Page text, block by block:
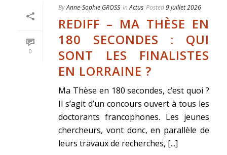
0
ByAnne-Sophie GROSS In Actus Posted9 juillet 2026
REDIFF – MA THÈSE EN
180 SECONDES : QUI
SONT LES FINALISTES
EN LORRAINE ?
Ma Thèse en 180 secondes, c’est quoi ?
Il s’agit d’un concours ouvert à tous les
doctorants francophones. Les jeunes
chercheurs, vont donc, en parallèle de
leurs travaux de recherches, [...]